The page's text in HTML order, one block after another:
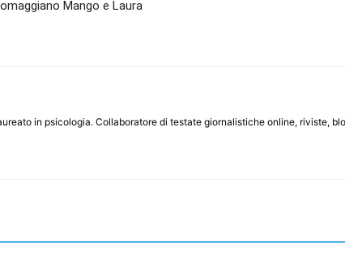
Mango e Laura
in psicologia. Collaboratore di testate giornalistiche online, riviste,